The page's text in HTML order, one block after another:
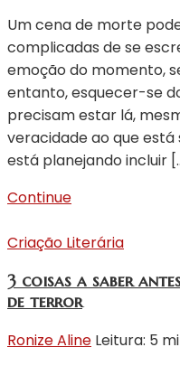
Um cena de morte
complicadas de se
emoção do momento,
entanto, esquecer-se
precisam estar lá,
veracidade ao que
está planejando incluir
Continue
Criação Literária
3 coisas a saber
de terror
Ronize Aline Leitura: 5